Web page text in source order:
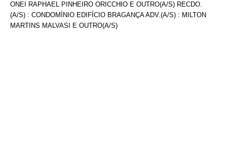
ONEI RAPHAEL PINHEIRO ORICCHIO E OUTRO(A/S) RECDO.
(A/S) : CONDOMÍNIO EDIFÍCIO BRAGANÇA ADV.(A/S) : MILTON
MARTINS MALVASI E OUTRO(A/S)